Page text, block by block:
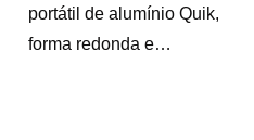
portátil de alumínio Quik,
forma redonda e